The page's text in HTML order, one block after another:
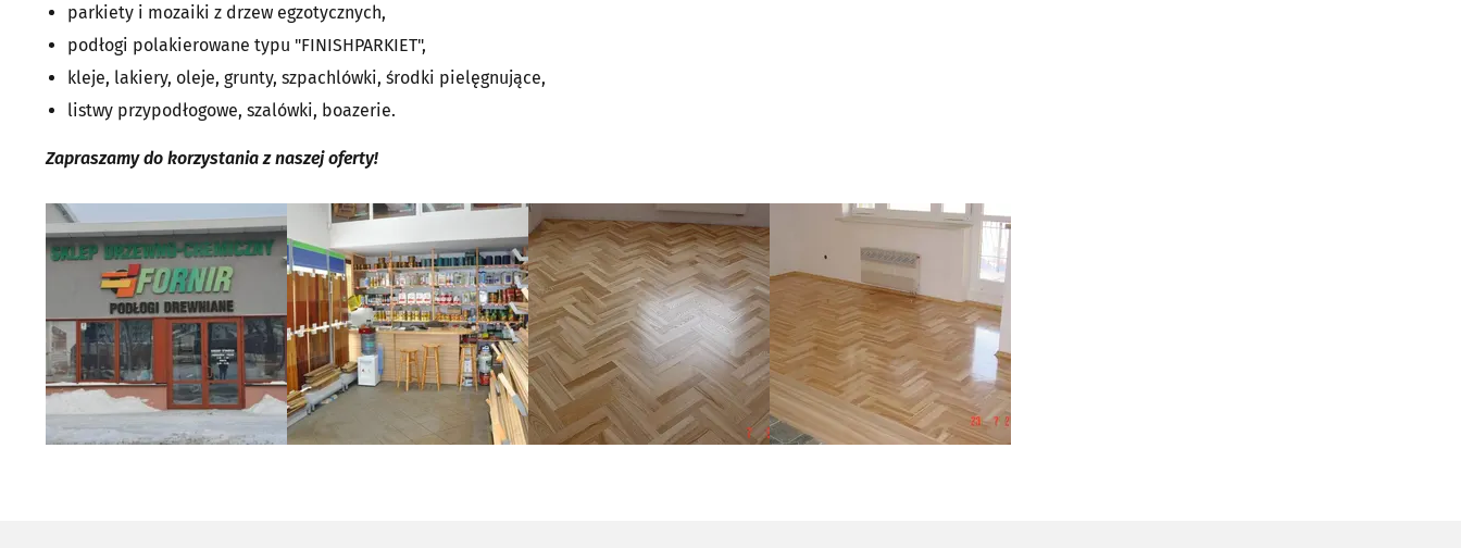
parkiety i mozaiki z drzew egzotycznych,
podłogi polakierowane typu "FINISHPARKIET",
kleje, lakiery, oleje, grunty, szpachlówki, środki pielęgnujące,
listwy przypodłogowe, szalówki, boazerie.
Zapraszamy do korzystania z naszej oferty!